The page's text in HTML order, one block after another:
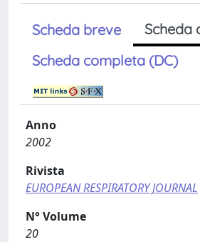
Scheda breve
Scheda
Scheda completa (DC)
Anno
2002
Rivista
EUROPEAN RESPIRATORY JOURNAL
N° Volume
20